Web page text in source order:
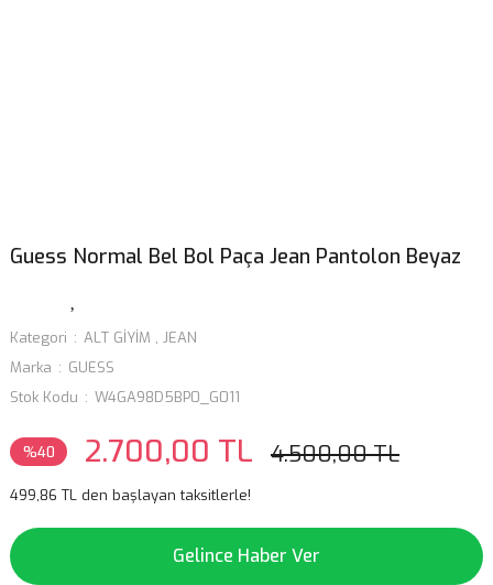
Guess Normal Bel Bol Paça Jean Pantolon Beyaz
Kategori ALT GİYİM , JEAN
Marka
GUESS
Stok Kodu
W4GA98D5BP0_G011
%40 2.700,00 TL 4.500,00 TL
499,86 TL den başlayan taksitlerle!
Gelince Haber Ver